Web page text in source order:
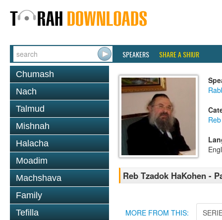
SPEAKERS SHARE A SHIUR
Chumash
Nach
Talmud
Mishnah
Halacha
Moadim
Machshava
Family
Tefilla
Reb Tzadok HaKohen -
MORE FROM THIS: